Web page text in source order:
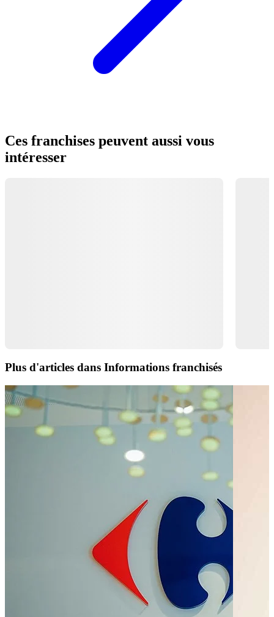
Ces franchises peuvent aussi vous
intéresser
Plus d'articles dans Informations franchisés